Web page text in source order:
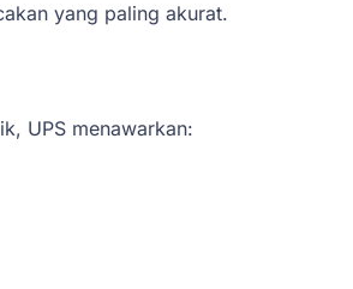
yang paling akurat.
UPS menawarkan: